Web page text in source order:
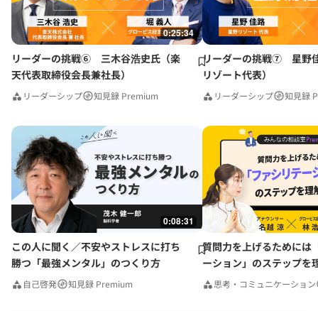
0:25:34
リーダーの挑戦⑥ 三木谷浩史氏（楽
天代表取締役会長兼社長）
リーダーシップ 知見録 Premium
リーダーの挑戦⑦ 星野
リゾート代表）
リーダーシップ 知見録
0:08:31
この人に聞く／不安やストレスに打ち
勝つ「最強メンタル」のつくり方
自己啓発 知見録 Premium
質問力を上げるためには
ーション」のステップを
みんなの相談室Premium
思考・コミュニケーション